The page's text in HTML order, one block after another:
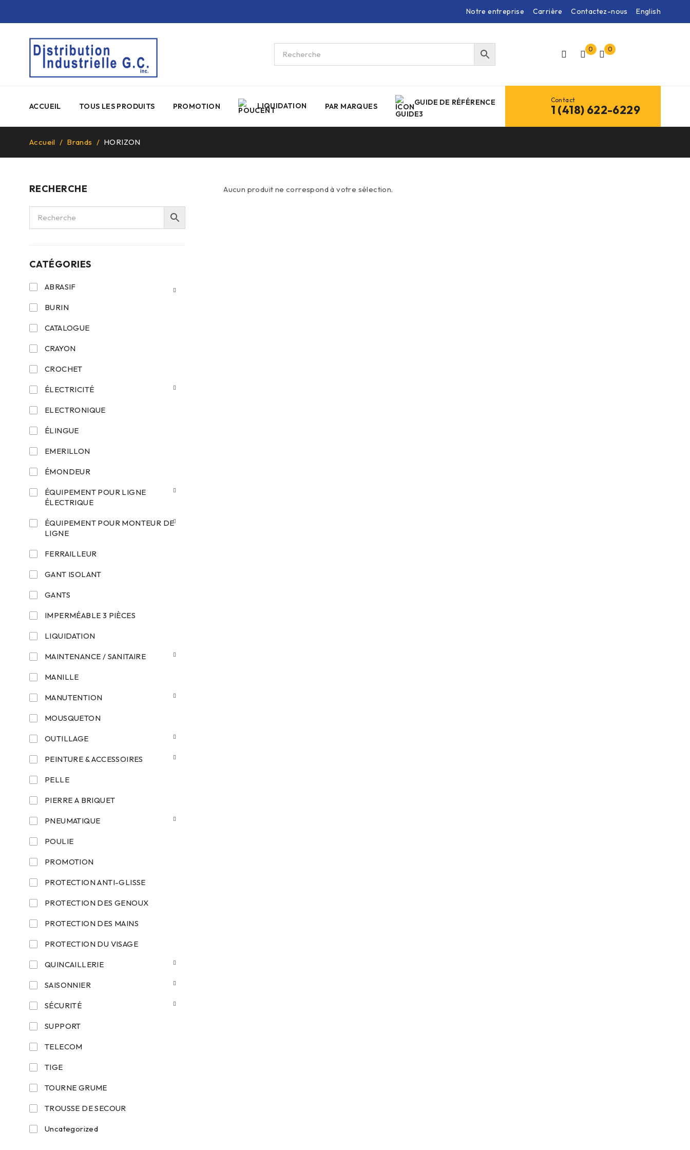
Notre entreprise Carrière Contactez-nous English
0 0
ACCUEIL TOUS LES PRODUITS PROMOTION LIQUIDATION PAR MARQUES GUIDE DE RÉFÉRENCE Contact
1 (418) 622-6229
Accueil / Brands / HORIZON
RECHERCHE
CATÉGORIES
ABRASIF
BURIN
CATALOGUE
CRAYON
CROCHET
ÉLECTRICITÉ
ELECTRONIQUE
ÉLINGUE
EMERILLON
ÉMONDEUR
ÉQUIPEMENT POUR LIGNE
ÉLECTRIQUE
ÉQUIPEMENT POUR MONTEUR DE
LIGNE
FERRAILLEUR
GANT ISOLANT
GANTS
IMPERMÉABLE 3 PIÈCES
LIQUIDATION
MAINTENANCE / SANITAIRE
MANILLE
MANUTENTION
MOUSQUETON
OUTILLAGE
PEINTURE & ACCESSOIRES
PELLE
PIERRE A BRIQUET
PNEUMATIQUE
POULIE
PROMOTION
PROTECTION ANTI-GLISSE
PROTECTION DES GENOUX
PROTECTION DES MAINS
PROTECTION DU VISAGE
QUINCAILLERIE
SAISONNIER
SÉCURITÉ
SUPPORT
TELECOM
TIGE
TOURNE GRUME
TROUSSE DE SECOUR
Uncategorized
Aucun produit ne correspond à votre sélection.